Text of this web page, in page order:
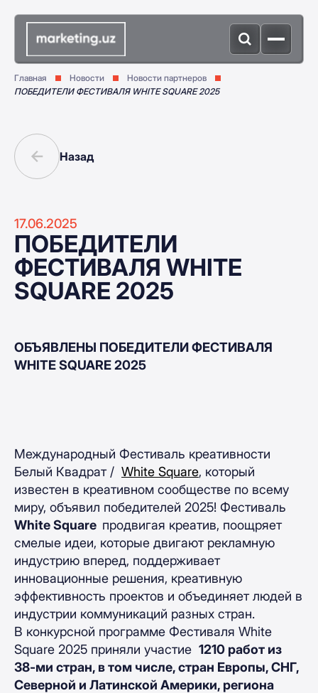
Главная Новости
Новости партнеров
ПОБЕДИТЕЛИ ФЕСТИВАЛЯ WHITE SQUARE 2025
Назад
17.06.2025
ПОБЕДИТЕЛИ
ФЕСТИВАЛЯ WHITE
SQUARE 2025
ОБЪЯВЛЕНЫ ПОБЕДИТЕЛИ ФЕСТИВАЛЯ
WHITE SQUARE 2025
Международный Фестиваль креативности
Белый Квадрат / White Square, который
известен в креативном сообществе по всему
миру, объявил победителей 2025! Фестиваль
White Square продвигая креатив, поощряет
смелые идеи, которые двигают рекламную
индустрию вперед, поддерживает
инновационные решения, креативную
эффективность проектов и объединяет людей в
индустрии коммуникаций разных стран.
В конкурсной программе Фестиваля White
Square 2025 приняли участие 1210 работ из
38-ми стран, в том числе, стран Европы, СНГ,
Северной и Латинской Америки, региона